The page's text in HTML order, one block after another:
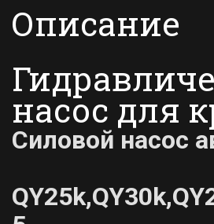
Описание
насос для
Силовой насос
QY25k,QY30k,